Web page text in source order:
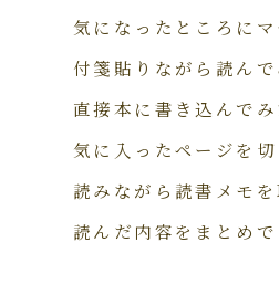
気になったところに
付箋貼りながら読ん
直接本に書き込んで
気に入ったページを
読みながら読書メモ
読んだ内容をまとめ